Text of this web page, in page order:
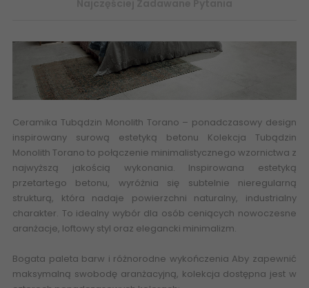
Ceramika Tubądzin Monolith Torano – ponadczasowy design
inspirowany surową estetyką betonu Kolekcja Tubądzin
Monolith Torano to połączenie minimalistycznego wzornictwa z
najwyższą jakością wykonania. Inspirowana estetyką
przetartego betonu, wyróżnia się subtelnie nieregularną
strukturą, która nadaje powierzchni naturalny, industrialny
charakter. To idealny wybór dla osób ceniących nowoczesne
aranżacje, loftowy styl oraz elegancki minimalizm.
Bogata paleta barw i różnorodne wykończenia Aby zapewnić
maksymalną swobodę aranżacyjną, kolekcja dostępna jest w